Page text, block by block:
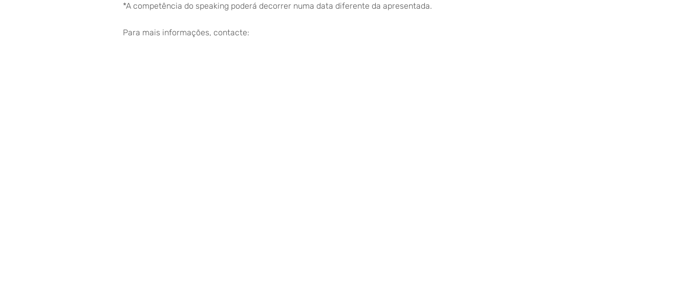
*A competência do speaking poderá decorrer numa data diferente da apresentada.
Para mais informações, contacte: